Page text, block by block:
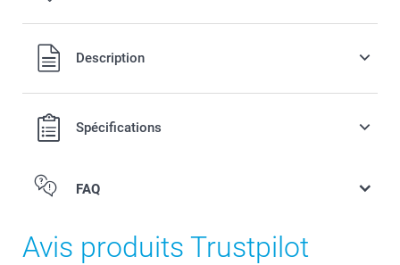
Tous les prix sont en EURO (€), TVA incluse et hors frais de
port.
Description
Spécifications
FAQ
Avis produits Trustpilot